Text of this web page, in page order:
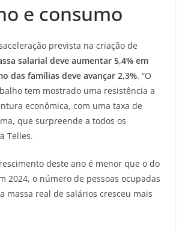
e consumo
prevista na criação de
salarial deve aumentar 5,4% em
das famílias deve avançar 2,3%. “O
tem mostrado uma resistência a
econômica, com uma taxa de
que surpreende a todos os
Telles.
deste ano é menor que o do
2024, o número de pessoas ocupadas
massa real de salários cresceu mais